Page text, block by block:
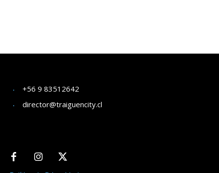
+56 9 83512642
director@traiguencity.cl